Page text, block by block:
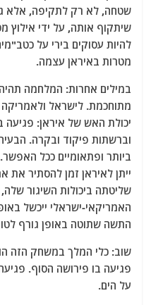
שטחה, לא רק לתקיפה, אלא
שיתקוף אותה, על ידי אילוץ
להיות עסוקים בירי על
מטרות באיראן עצמה.
במילים אחרות: המלחמה
מתוחכמת. לישראל ולאמריקה
יכולת האש של איראן: פגיעה
וברשתות פיקוד ובקרה.
ביותר ופתאומיים ככל
ייתן לאיראן זמן להסתיר
שליטתה ביכולות השיגור
האמריקאי-ישראלי ייכשל
התשה שתוטה באופן גורף
שוב: כלי המלך במשחק הזה
פגיעה בו פירושה הסוף.
על הים.